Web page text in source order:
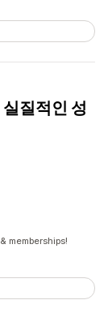
질적인 성
memberships!